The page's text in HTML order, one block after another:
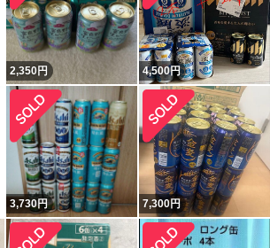
2,350円 4,500円
3,730円 7,300円